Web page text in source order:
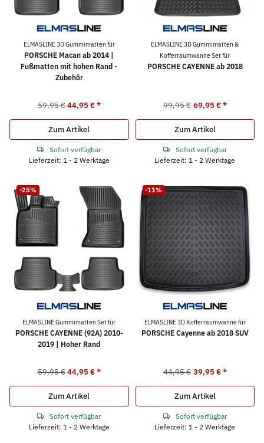
ELMASLINE 3D Gummimatten für
PORSCHE Macan ab 2014 |
Fußmatten mit hohen Rand -
Zubehör
59,95 € 44,95 €*
Zum Artikel
Sofort verfügbar
Lieferzeit: 1 - 2 Werktage
ELMASLINE 3D Gummimatten &
Kofferraumwanne Set für
PORSCHE CAYENNE ab 2018
99,95 € 69,95 €*
Zum Artikel
Sofort verfügbar
Lieferzeit: 1 - 2 Werktage
-25%
ELMASLINE Gummimatten Set für
PORSCHE CAYENNE (92A) 2010-
2019 | Hoher Rand
59,95 € 44,95 €*
Zum Artikel
Sofort verfügbar
Lieferzeit: 1 - 2 Werktage
-11%
ELMASLINE 3D Kofferraumwanne für
PORSCHE Cayenne ab 2018 SUV
44,95 € 39,95 €*
Zum Artikel
Sofort verfügbar
Lieferzeit: 1 - 2 Werktage